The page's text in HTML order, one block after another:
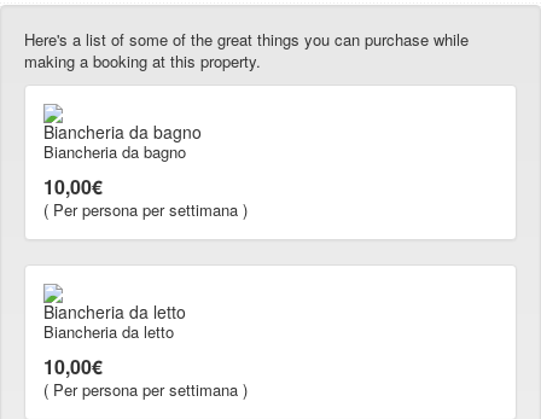
Here's a list of some of the great things you can purchase while
making a booking at this property.
Biancheria da bagno
Biancheria da bagno
10,00€
( Per persona per settimana )
Biancheria da letto
Biancheria da letto
10,00€
( Per persona per settimana )